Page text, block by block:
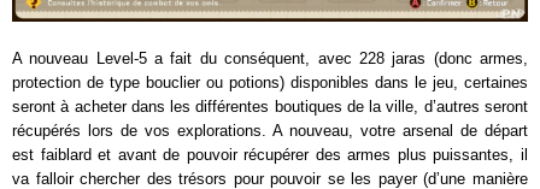
A nouveau Level-5 a fait du conséquent, avec 228 jaras (donc armes,
protection de type bouclier ou potions) disponibles dans le jeu, certaines
seront à acheter dans les différentes boutiques de la ville, d’autres seront
récupérés lors de vos explorations. A nouveau, votre arsenal de départ
est faiblard et avant de pouvoir récupérer des armes plus puissantes, il
va falloir chercher des trésors pour pouvoir se les payer (d’une manière